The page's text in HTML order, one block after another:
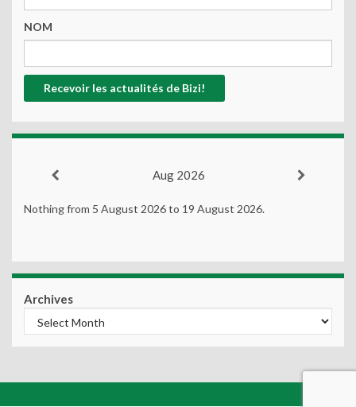
NOM
Aug 2026
Nothing from 5 August 2026 to 19 August 2026.
Archives